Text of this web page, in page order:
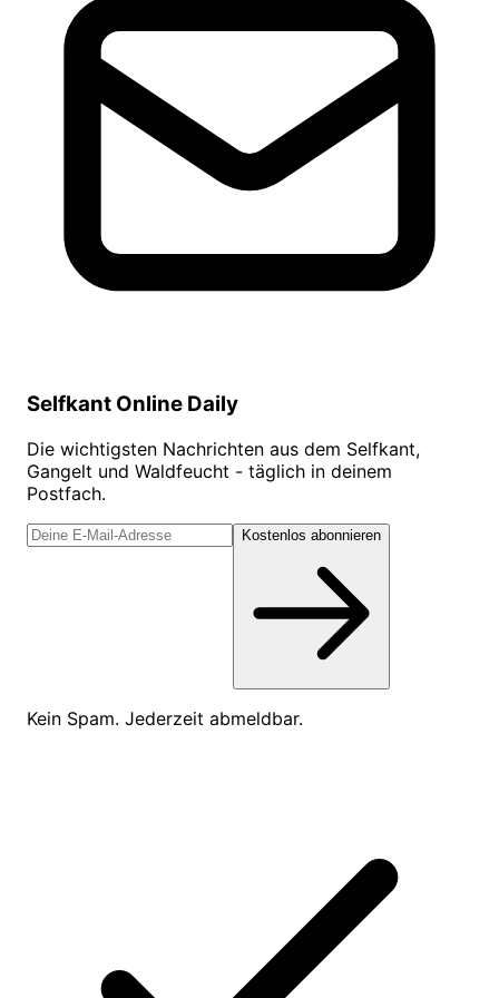
Selfkant Online Daily
Die wichtigsten Nachrichten aus dem Selfkant,
Gangelt und Waldfeucht - täglich in deinem
Postfach.
Kostenlos abonnieren
Kein Spam. Jederzeit abmeldbar.